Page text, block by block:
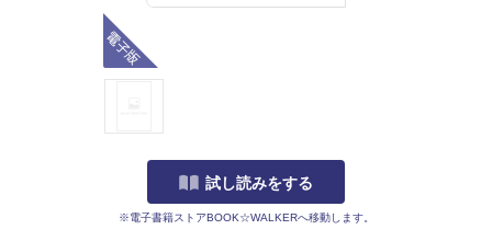
試し読みをする
※電子書籍ストアBOOK☆WALKERへ移動します。